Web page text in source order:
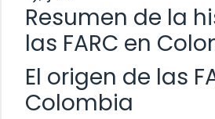
Resumen de la
las FARC en
El origen de las
Colombia